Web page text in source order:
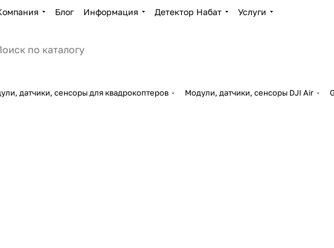
Блог Информация Детектор Набат Услуги
датчики, сенсоры для квадрокоптеров Модули, датчики, сенсоры DJI Air